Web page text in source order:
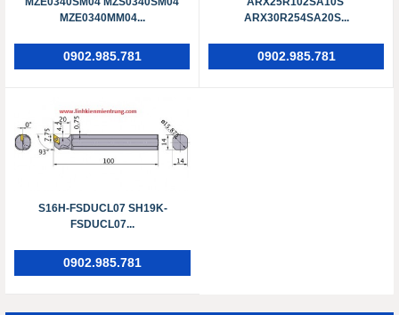
MZE0340MM04...
0902.985.781
ARX30R254SA20S...
0902.985.781
S16H-FSDUCL07 SH19K-
FSDUCL07...
0902.985.781